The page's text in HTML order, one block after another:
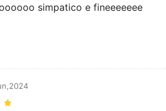
simpatico e fineeeeeee